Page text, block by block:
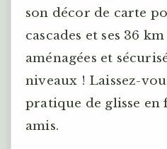
son décor de carte
cascades et ses 36
aménagées et
niveaux ! Laissez-
pratique de glisse
amis.